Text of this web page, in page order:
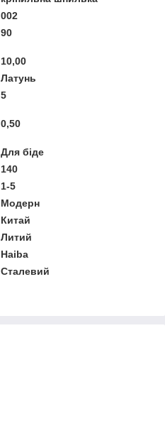
002
90
10,00
Латунь
5
0,50
Для біде
140
1-5
Модерн
Китай
Литий
Haiba
Сталевий